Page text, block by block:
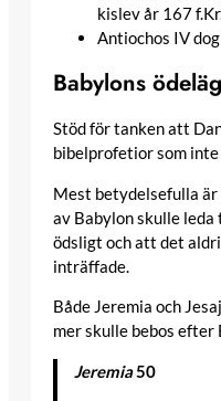
kislev år 167 f.Kr.
Antiochos IV
Babylons
Stöd för tanken att
bibelprofetior som inte
Mest betydelsefulla
av Babylon skulle
ödsligt och att det
inträffade.
Både Jeremia och
mer skulle bebos efter
Jeremia50